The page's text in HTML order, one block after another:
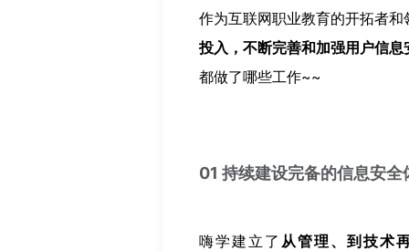
作为互联网职业教育的开拓者和
投入，不断完善和加强用户信
都做了哪些工作~~
01 持续建设完备的信息安全
嗨学建立了 从管理、到技术